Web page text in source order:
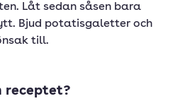
Låt sedan såsen bara
Bjud potatisgaletter och
till.
receptet?